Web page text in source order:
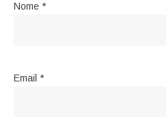
Nome *
Email *